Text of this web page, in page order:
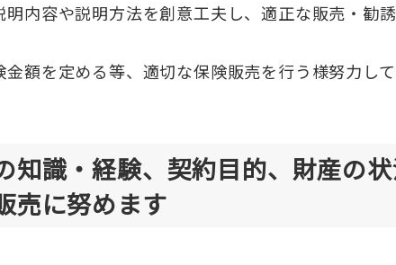
内容や説明方法を創意工夫し、適正な販売・勧誘
額を定める等、適切な保険販売を行う様努力して
知識・経験、契約目的、財産の
売に努めます